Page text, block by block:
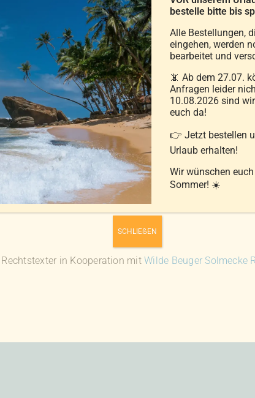
Johann-Strauß-Straße 1 , 2485 Wampersdorf,
(*) abgeschlossenen Vertrag über den Kauf der
auf Papier)
Rechtstexter in Kooperation mitWilde Beuger Solmecke
bestelle bitte bis
Alle Bestellungen,
eingehen, werden
bearbeitet und
📵 Ab dem 27.07.
Anfragen leider
10.08.2026 sind
euch da!
👉 Jetzt bestellen
Urlaub erhalten!
Wir wünschen
Sommer! ☀️
SCHLIEẞEN